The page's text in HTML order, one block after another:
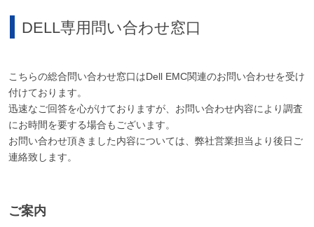
DELL専用問い合わせ窓口
こちらの総合問い合わせ窓口はDell EMC関連のお問い合わせを受け
付けております。
迅速なご回答を心がけておりますが、お問い合わせ内容により調査
にお時間を要する場合もございます。
お問い合わせ頂きました内容については、弊社営業担当より後日ご
連絡致します。
ご案内